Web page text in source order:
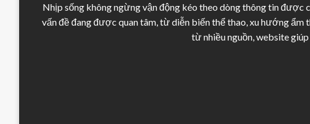
Nhịp sống không ngừng vận động kéo theo dòng thông tin được
vấn đề đang được quan tâm, từ diễn biến thể thao, xu hướng
từ nhiều nguồn, website